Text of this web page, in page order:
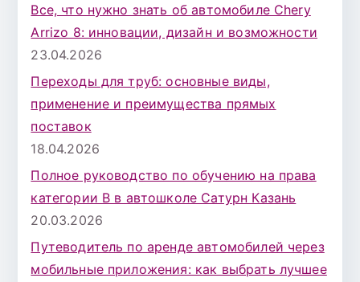
Все, что нужно знать об автомобиле Chery
Arrizo 8: инновации, дизайн и возможности
23.04.2026
Переходы для труб: основные виды,
применение и преимущества прямых
поставок
18.04.2026
Полное руководство по обучению на права
категории B в автошколе Сатурн Казань
20.03.2026
Путеводитель по аренде автомобилей через
мобильные приложения: как выбрать лучшее